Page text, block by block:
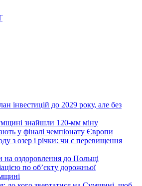
інвестицій до 2029 року, але без
знайшли 120-мм міну
у фіналі чемпіонату Європи
з озер і річки: чи є перевищення
оздоровлення до Польщі
по обʼєкту дорожньої